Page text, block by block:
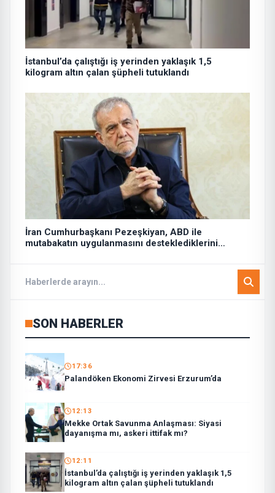
İstanbul’da çalıştığı iş yerinden yaklaşık 1,5
kilogram altın çalan şüpheli tutuklandı
İran Cumhurbaşkanı Pezeşkiyan, ABD ile
mutabakatın uygulanmasını desteklediklerini
SON HABERLER
17:36
Palandöken Ekonomi Zirvesi Erzurum’da
12:13
Mekke Ortak Savunma Anlaşması: Siyasi
dayanışma mı, askeri ittifak mı?
12:11
İstanbul’da çalıştığı iş yerinden yaklaşık 1,5
kilogram altın çalan şüpheli tutuklandı